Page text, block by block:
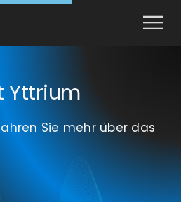
Yttrium
Sie mehr über das